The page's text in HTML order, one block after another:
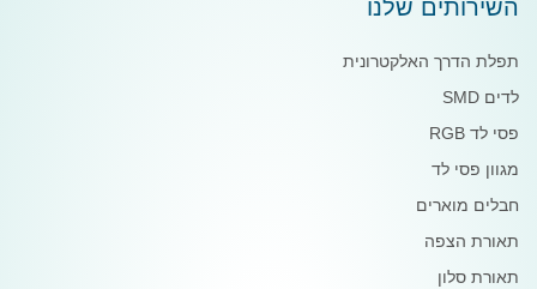
השירותים שלנו
תפלת הדרך האלקטרונית
לדים SMD
פסי לד RGB
מגוון פסי לד
חבלים מוארים
תאורת הצפה
תאורת סלון